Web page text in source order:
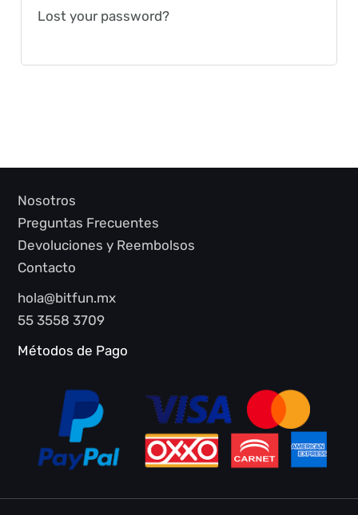
Lost your password?
Nosotros
Preguntas Frecuentes
Devoluciones y Reembolsos
Contacto
hola@bitfun.mx
55 3558 3709
Métodos de Pago